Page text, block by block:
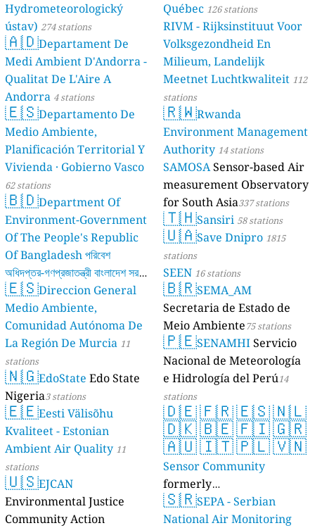
Hydrometeorologický
ústav) 274 stations
🇦🇩Departament De
Medi Ambient D'Andorra -
Qualitat De L'Aire A
Andorra 4 stations
🇪🇸Departamento De
Medio Ambiente,
Planificación Territorial Y
Vivienda · Gobierno Vasco
62 stations
🇧🇩Department Of
Environment-Government
Of The People's Republic
Of Bangladesh পরিবেশ
অধিদপ্তর-গণপ্রজাতন্ত্রী বাংলাদেশ সরকার
17 stations
🇪🇸Direccion General
Medio Ambiente,
Comunidad Autónoma De
La Región De Murcia 11
stations
🇳🇬EdoState Edo State
Nigeria3 stations
🇪🇪Eesti Välisõhu
Kvaliteet - Estonian
Ambient Air Quality 11
stations
🇺🇸EJCAN
Environmental Justice
Community Action
Québec 126 stations
RIVM - Rijksinstituut Voor
Volksgezondheid En
Milieum, Landelijk
Meetnet Luchtkwaliteit 112
stations
🇷🇼Rwanda
Environment Management
Authority 14 stations
SAMOSASensor-based Air
measurement Observatory
for South Asia337 stations
🇹🇭Sansiri 58 stations
🇺🇦Save Dnipro 1815
stations
SEEN 16 stations
🇧🇷SEMA_AM
Secretaria de Estado de
Meio Ambiente75 stations
🇵🇪SENAMHIServicio
Nacional de Meteorología
e Hidrología del Perú14
stations
🇩🇪🇫🇷🇪🇸🇳🇱
🇩🇰🇧🇪🇫🇮🇬🇷
🇦🇺🇮🇹🇵🇱🇻🇳
Sensor Community
formerly
luftdaten.info35814 stations
🇸🇷SEPA - Serbian
National Air Monitoring